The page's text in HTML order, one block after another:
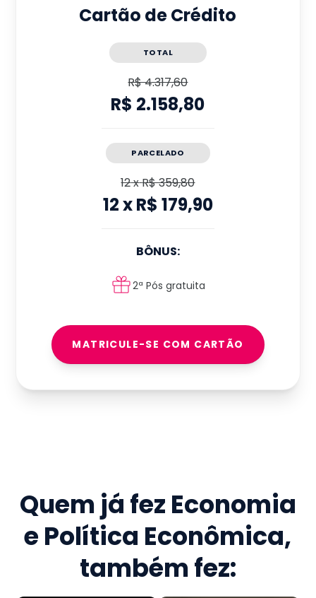
Cartão de Crédito
TOTAL
R$ 4.317,60
R$ 2.158,80
PARCELADO
12xR$ 359,80
12xR$ 179,90
BÔNUS:
2ª Pós gratuita
MATRICULE-SE COM CARTÃO
Quem já fez Economia
e Política Econômica,
também fez: